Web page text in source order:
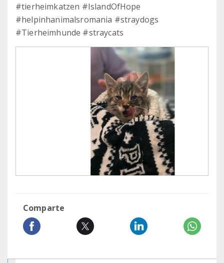
#tierheimkatzen #IslandOfHope
#helpinhanimalsromania #straydogs
#Tierheimhunde #straycats
Comparte